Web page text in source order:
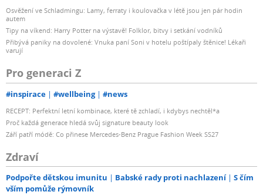
Osvěžení ve Schladmingu: Lamy, ferraty i koulovačka v létě jsou jen pár hodin
autem
Tipy na víkend: Harry Potter na výstavě! Folklor, bitvy i setkání vodníků
Přibývá paniky na dovolené: Vnuka paní Soni v hotelu poštípaly štěnice! Lékaři
varují
Pro generaci Z
#inspirace #wellbeing #news
RECEPT: Perfektní letní kombinace, které tě zchladí, i kdybys nechtěl*a
Proč každá generace hledá svůj signature beauty look
Září patří módě: Co přinese Mercedes-Benz Prague Fashion Week SS27
Zdraví
Podpořte dětskou imunitu Babské rady proti nachlazení
S čím
vším pomůže rýmovník